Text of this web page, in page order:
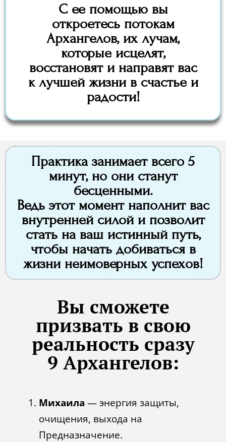
С ее помощью вы
откроетесь потокам
Архангелов, их лучам,
которые исцелят,
восстановят и направят вас
к лучшей жизни в счастье и
радости!
Практика занимает всего 5
минут, но они станут
бесценными.
Ведь этот момент наполнит вас
внутренней силой и позволит
стать на ваш истинный путь,
чтобы начать добиваться в
жизни неимоверных успехов!
Вы сможете
призвать в свою
реальность сразу
9 Архангелов:
Михаила — энергия защиты,
очищения, выхода на
Предназначение.